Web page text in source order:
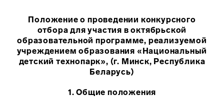
Положение о проведении конкурсного
отбора для участия в октябрьской
образовательной программе, реализуемой
учреждением образования «Национальный
детский технопарк», (г. Минск, Республика
Беларусь)
1. Общие положения